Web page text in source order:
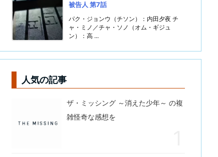
被告人 第7話
パク・ジョンウ（チソン）：内田夕夜 チ
ャ・ミノ／チャ・ソノ（オム・ギジュ
ン）：高 ...
人気の記事
ザ・ミッシング ～消えた少年～ の複
雑怪奇な感想を